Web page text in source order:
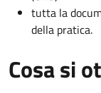
tutta la
della pratica.
Cosa si